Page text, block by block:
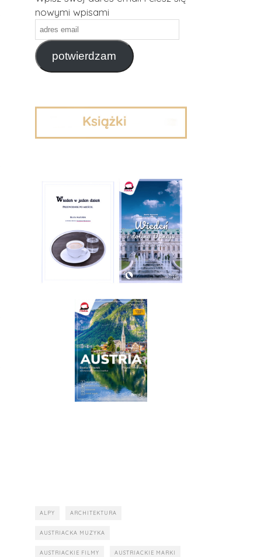
nowymi wpisami
adres
email
potwierdzam
ALPY ARCHITEKTURA
AUSTRIACKA MUZYKA
AUSTRIACKIE FILMY AUSTRIACKIE MARKI